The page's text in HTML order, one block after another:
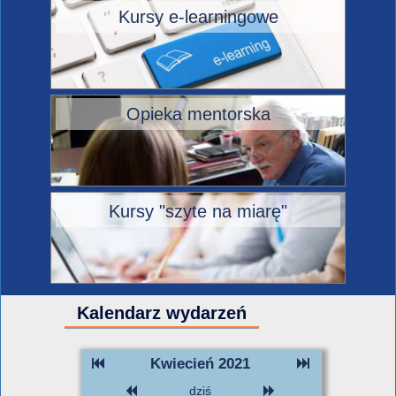
Kursy e-learningowe
Opieka mentorska
Kursy "szyte na miarę"
Kalendarz wydarzeń
Kwiecień 2021
dziś